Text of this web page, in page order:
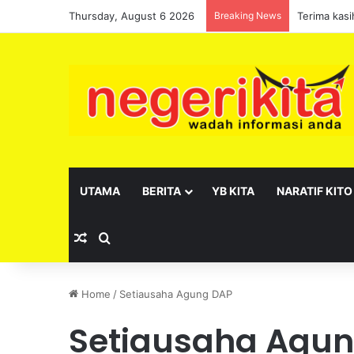
Thursday, August 6 2026 Breaking News Kibarlah
UTAMA BERITA YB KITA NARATIF KITO
Random Article
Home / Setiausaha Agung DAP
Setiausaha